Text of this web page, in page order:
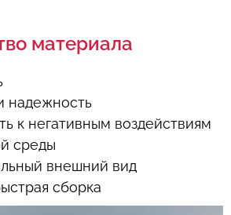
материала
надежность
к негативным воздействиям
среды
внешний вид
сборка